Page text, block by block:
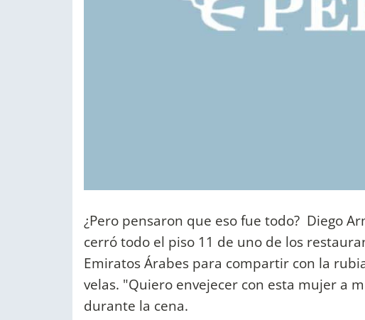
¿Pero pensaron que eso fue todo? Diego
cerró todo el piso 11 de uno de los
Emiratos Árabes para compartir con la
velas. "Quiero envejecer con esta mujer a
durante la cena.